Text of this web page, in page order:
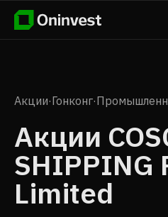
Акции·Гонконг·
Акции
SHIPPING
Limited